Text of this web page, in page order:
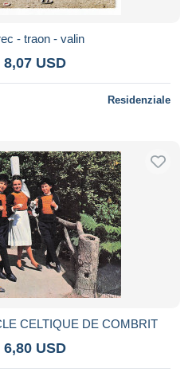
- traon - valin
8,07 USD
Residenziale
CELTIQUE DE COMBRIT
6,80 USD